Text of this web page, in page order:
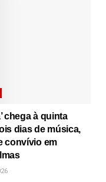
chega à quinta
dias de música,
convívio em